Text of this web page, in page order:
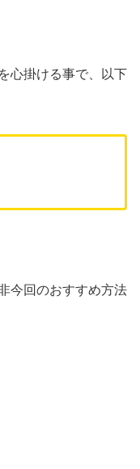
心掛ける事で、以下
今回のおすすめ方法